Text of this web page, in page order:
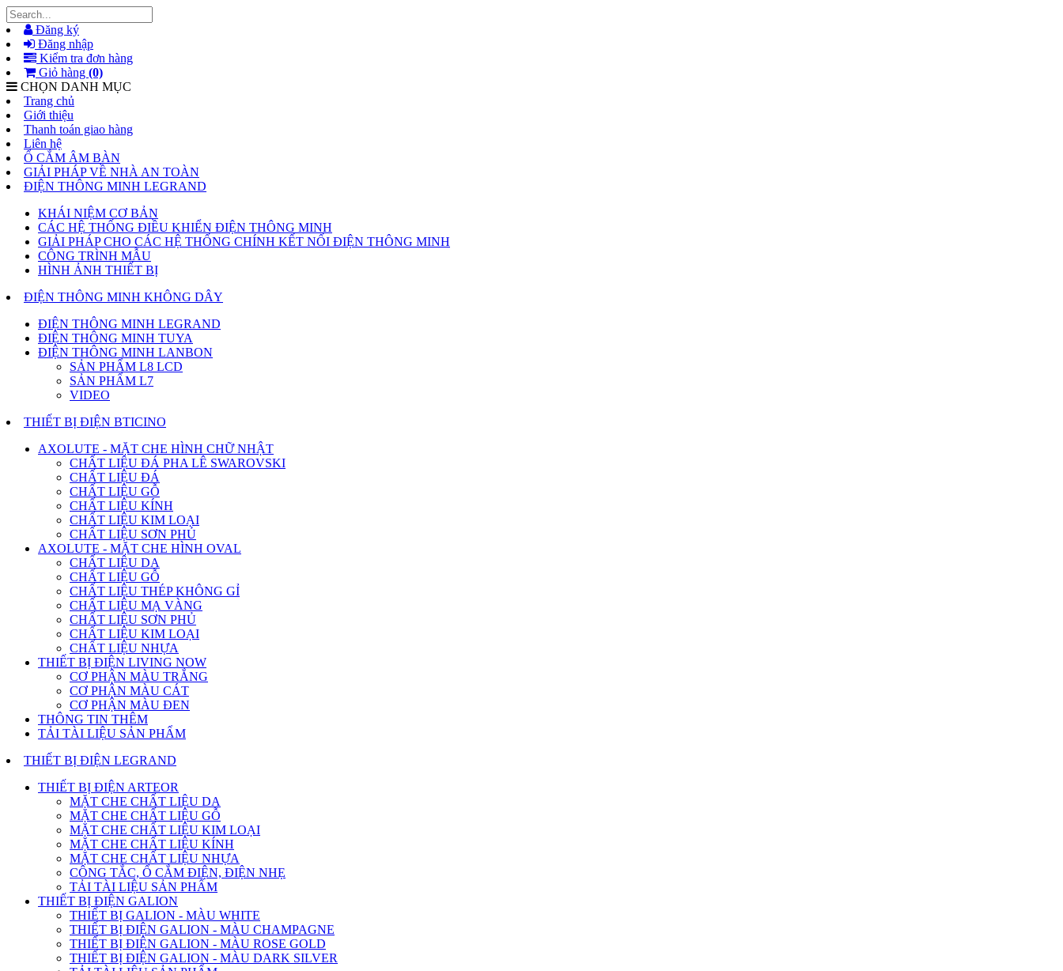
Đăng ký
Đăng nhập
Kiểm tra đơn hàng
Giỏ hàng (0)
CHỌN DANH MỤC
Trang chủ
Giới thiệu
Thanh toán giao hàng
Liên hệ
Ổ CẮM ÂM BÀN
GIẢI PHÁP VỀ NHÀ AN TOÀN
ĐIỆN THÔNG MINH LEGRAND
KHÁI NIỆM CƠ BẢN
CÁC HỆ THỐNG ĐIỀU KHIỂN ĐIỆN THÔNG MINH
GIẢI PHÁP CHO CÁC HỆ THỐNG CHÍNH KẾT NỐI ĐIỆN THÔNG MINH
CÔNG TRÌNH MẪU
HÌNH ẢNH THIẾT BỊ
ĐIỆN THÔNG MINH KHÔNG DÂY
ĐIỆN THÔNG MINH LEGRAND
ĐIỆN THÔNG MINH TUYA
ĐIỆN THÔNG MINH LANBON
SẢN PHẨM L8 LCD
SẢN PHẨM L7
VIDEO
THIẾT BỊ ĐIỆN BTICINO
AXOLUTE - MẶT CHE HÌNH CHỮ NHẬT
CHẤT LIỆU ĐÁ PHA LÊ SWAROVSKI
CHẤT LIỆU ĐÁ
CHẤT LIỆU GỖ
CHẤT LIỆU KÍNH
CHẤT LIỆU KIM LOẠI
CHẤT LIỆU SƠN PHỦ
AXOLUTE - MẶT CHE HÌNH OVAL
CHẤT LIỆU DA
CHẤT LIỆU GỖ
CHẤT LIỆU THÉP KHÔNG GỈ
CHẤT LIỆU MẠ VÀNG
CHẤT LIỆU SƠN PHỦ
CHẤT LIỆU KIM LOẠI
CHẤT LIỆU NHỰA
THIẾT BỊ ĐIỆN LIVING NOW
CƠ PHẬN MÀU TRẮNG
CƠ PHẬN MÀU CÁT
CƠ PHẬN MÀU ĐEN
THÔNG TIN THÊM
TẢI TÀI LIỆU SẢN PHẨM
THIẾT BỊ ĐIỆN LEGRAND
THIẾT BỊ ĐIỆN ARTEOR
MẶT CHE CHẤT LIỆU DA
MẶT CHE CHẤT LIỆU GỖ
MẶT CHE CHẤT LIỆU KIM LOẠI
MẶT CHE CHẤT LIỆU KÍNH
MẶT CHE CHẤT LIỆU NHỰA
CÔNG TẮC, Ổ CẮM ĐIỆN, ĐIỆN NHẸ
TẢI TÀI LIỆU SẢN PHẨM
THIẾT BỊ ĐIỆN GALION
THIẾT BỊ GALION - MÀU WHITE
THIẾT BỊ ĐIỆN GALION - MÀU CHAMPAGNE
THIẾT BỊ ĐIỆN GALION - MÀU ROSE GOLD
THIẾT BỊ ĐIỆN GALION - MÀU DARK SILVER